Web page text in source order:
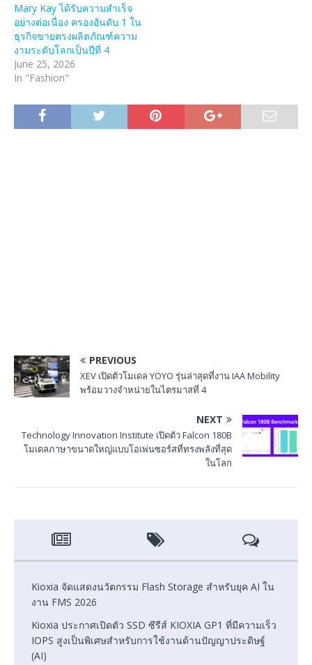
Mary Kay ได้รับความสำเร็จ
อย่างต่อเนื่อง ครองอันดับ 1 ใน
ธุรกิจขายตรงผลิตภัณฑ์ความ
งามระดับโลกเป็นปีที่ 4
June 25, 2026
In "Fashion"
PREVIOUS
XEV เปิดตัวโมเดล YOYO รุ่นล่าสุดที่งาน IAA Mobility
พร้อมวางจำหน่ายในไตรมาสที่ 4
NEXT
Technology Innovation Institute เปิดตัว Falcon 180B
โมเดลภาษาขนาดใหญ่แบบโอเพ่นซอร์สที่ทรงพลังที่สุด
ในโลก
Kioxia จัดแสดงนวัตกรรม Flash Storage สำหรับยุค AI ใน
งาน FMS 2026
Kioxia ประกาศเปิดตัว SSD ซีรีส์ KIOXIA GP1 ที่มีความเร็ว
IOPS สูงเป็นพิเศษสำหรับการใช้งานด้านปัญญาประดิษฐ์
(AI)